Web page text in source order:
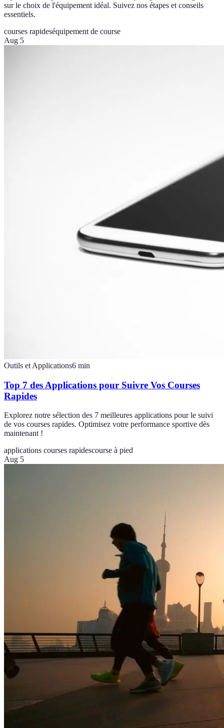
sur le choix de l'équipement idéal. Suivez nos étapes et conseils
essentiels.
courses rapideséquipement de course
Aug 5
Outils et Applications6 min
Top 7 des Applications pour Suivre Vos Courses
Rapides
Explorez notre sélection des 7 meilleures applications pour le suivi
de vos courses rapides. Optimisez votre performance sportive dès
maintenant !
applications courses rapidescourse à pied
Aug 5